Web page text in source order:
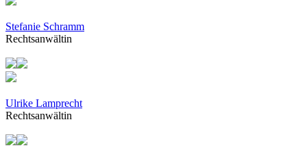
Stefanie Schramm
Rechtsanwältin
Ulrike Lamprecht
Rechtsanwältin